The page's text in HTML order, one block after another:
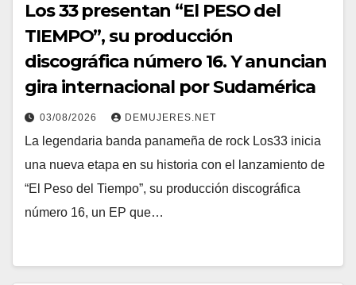
Los 33 presentan “El PESO del
TIEMPO”, su producción
discográfica número 16. Y anuncian
gira internacional por Sudamérica
03/08/2026 DEMUJERES.NET
La legendaria banda panameña de rock Los33 inicia
una nueva etapa en su historia con el lanzamiento de
“El Peso del Tiempo”, su producción discográfica
número 16, un EP que…